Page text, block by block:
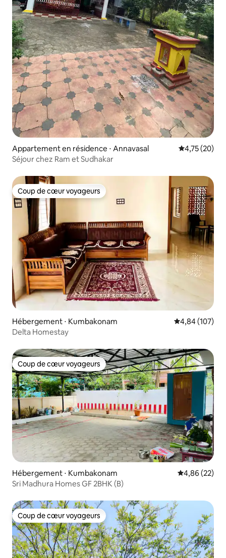
Appartement en résidence ⋅ Annavasal Évaluation
4,75 (20)
Séjour chez Ram et Sudhakar
Coup de cœur voyageurs
Coup de cœur voyageurs
Hébergement ⋅ Kumbakonam Évaluation
4,84 (107)
Delta Homestay
Coup de cœur voyageurs
Coup de cœur voyageurs
Hébergement ⋅ Kumbakonam Évaluation
4,86 (22)
Sri Madhura Homes GF 2BHK (B)
Coup de cœur voyageurs
Coup de cœur voyageurs